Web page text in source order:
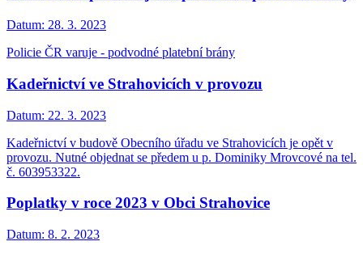
Datum: 28. 3. 2023
Policie ČR varuje - podvodné platební brány
Kadeřnictví ve Strahovicích v provozu
Datum: 22. 3. 2023
Kadeřnictví v budově Obecního úřadu ve Strahovicích je opět v
provozu. Nutné objednat se předem u p. Dominiky Mrovcové na tel.
č. 603953322.
Poplatky v roce 2023 v Obci Strahovice
Datum: 8. 2. 2023